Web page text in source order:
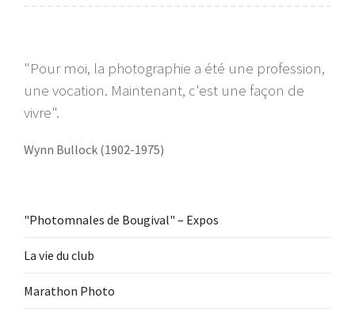
"Pour moi, la photographie a été une profession,
une vocation. Maintenant, c'est une façon de
vivre".
Wynn Bullock (1902-1975)
"Photomnales de Bougival" – Expos
La vie du club
Marathon Photo